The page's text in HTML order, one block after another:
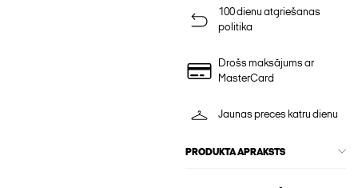
100 dienu atgriešanas
politika
Drošs maksājums ar
MasterCard
Jaunas preces katru dienu
PRODUKTA APRAKSTS